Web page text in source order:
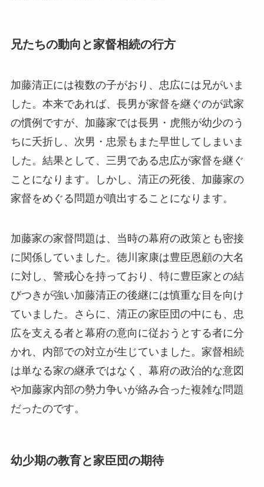
兄たちの動向と家督相続の行方
加藤清正には複数の子がおり、忠広には兄がいま
した。本来であれば、長男が家督を継ぐのが武家
の慣例ですが、加藤家では長男・虎熊が幼少のう
ちに夭折し、次男・忠景もまた早世してしまいま
した。結果として、三男である忠広が家督を継ぐ
ことになります。しかし、清正の死後、加藤家の
家督をめぐる問題が噴出することになります。
加藤家の家督問題は、当時の幕府の政策とも密接
に関係していました。徳川家康は豊臣恩顧の大名
に対し、警戒心を持っており、特に豊臣家との結
びつきが強い加藤清正の後継には慎重な目を向け
ていました。さらに、清正の家臣団の中にも、忠
広を支える者と幕府の意向に従おうとする者に分
かれ、内部での対立が生じていました。家督相続
は単なる家の継承ではなく、幕府の政治的な意図
や加藤家内部の勢力争いが絡み合った複雑な問題
だったのです。
幼少期の教育と家臣団の期待